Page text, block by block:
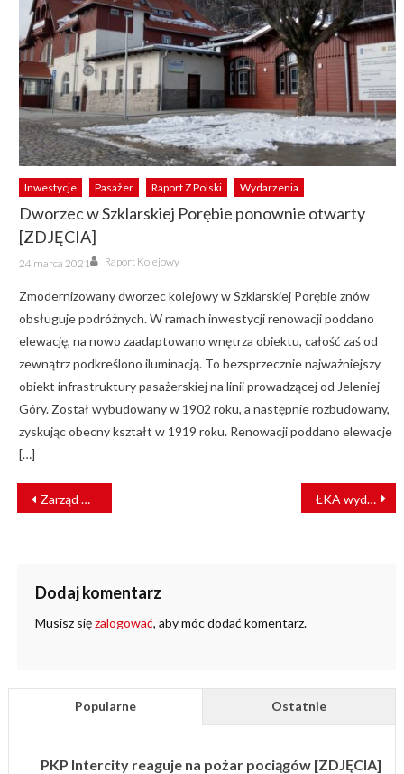
Inwestycje Pasażer Raport Z Polski Wydarzenia
Dworzec w Szklarskiej Porębie ponownie otwarty
[ZDJĘCIA]
Posted
on
24 marca 2021 Author
Raport Kolejowy
Zmodernizowany dworzec kolejowy w Szklarskiej Porębie znów
obsługuje podróżnych. W ramach inwestycji renowacji poddano
elewację, na nowo zaadaptowano wnętrza obiektu, całość zaś od
zewnątrz podkreślono iluminacją. To bezsprzecznie najważniejszy
obiekt infrastruktury pasażerskiej na linii prowadzącej od Jeleniej
Góry. Został wybudowany w 1902 roku, a następnie rozbudowany,
zyskując obecny kształt w 1919 roku. Renowacji poddano elewacje
[…]
NAWIGACJA
WPISU
Zarząd Unii Metropolii Polskich chce zmiany w obostrzeniach dot. komunikacji miejskiej [LIST] ŁKA wydłuża zmiany w rozkładzie jazdy
Dodaj komentarz
Musisz sięzalogować, aby móc dodać komentarz.
Popularne Ostatnie
PKP Intercity reaguje na pożar pociągów [ZDJĘCIA]